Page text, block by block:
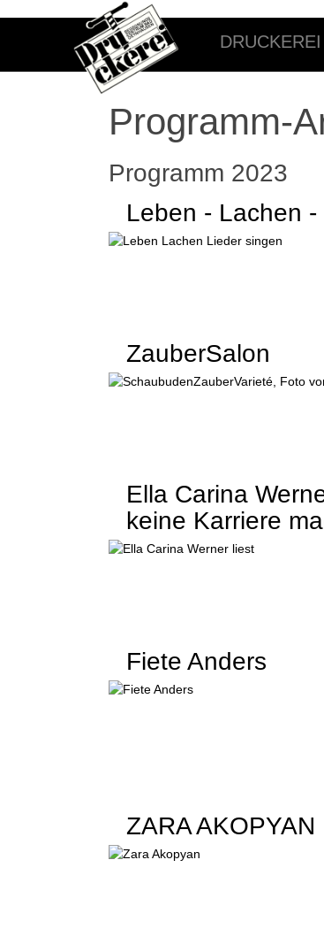
DRUCKEREI
Programm-
Programm 2023
Leben - Lachen
ZauberSalon
Ella Carina
keine Karriere
Fiete Anders
ZARA AKOPYAN